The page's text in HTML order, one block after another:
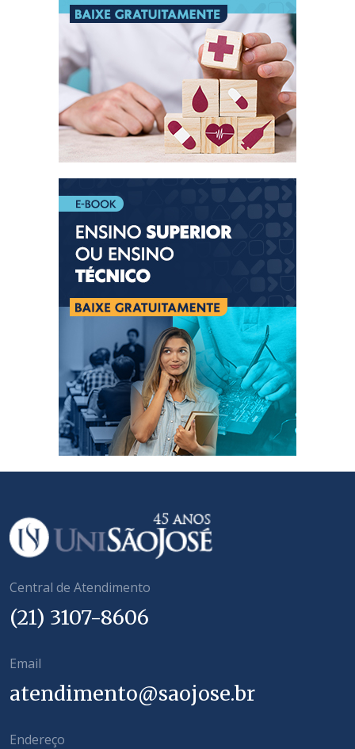
Central de Atendimento
(21) 3107-8606
Email
atendimento@saojose.br
Endereço